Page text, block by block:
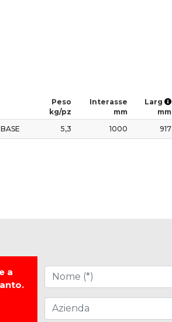
Peso
kg/pz
Interasse
mm
Larg
mm
5,3 1000 917
a
Nome (*)
Azienda